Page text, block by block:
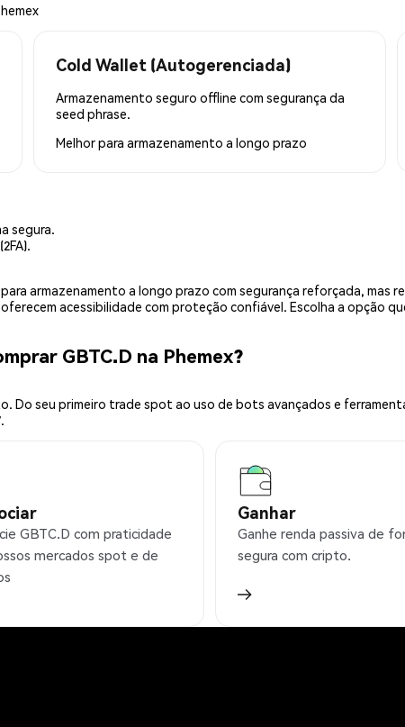
Cold Wallet (Autogerenciada)
Armazenamento seguro offline com segurança da
seed phrase.
Melhor para armazenamento a longo prazo
segura.
armazenamento a longo prazo com segurança reforçada, mas
acessibilidade com proteção confiável. Escolha a opção
GBTC.D na Phemex?
Do seu primeiro trade spot ao uso de bots avançados e
GBTC.D com praticidade
mercados spot e de
Ganhar
Ganhe renda passiva de
segura com cripto.